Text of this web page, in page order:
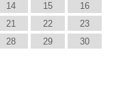
14 15
16
21 22
23
28 29
30